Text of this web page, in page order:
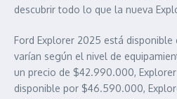
descubrir todo lo que la nueva
Ford Explorer 2025 está disponible
varían según el nivel de
un precio de $42.990.000,
disponible por $46.590.000,